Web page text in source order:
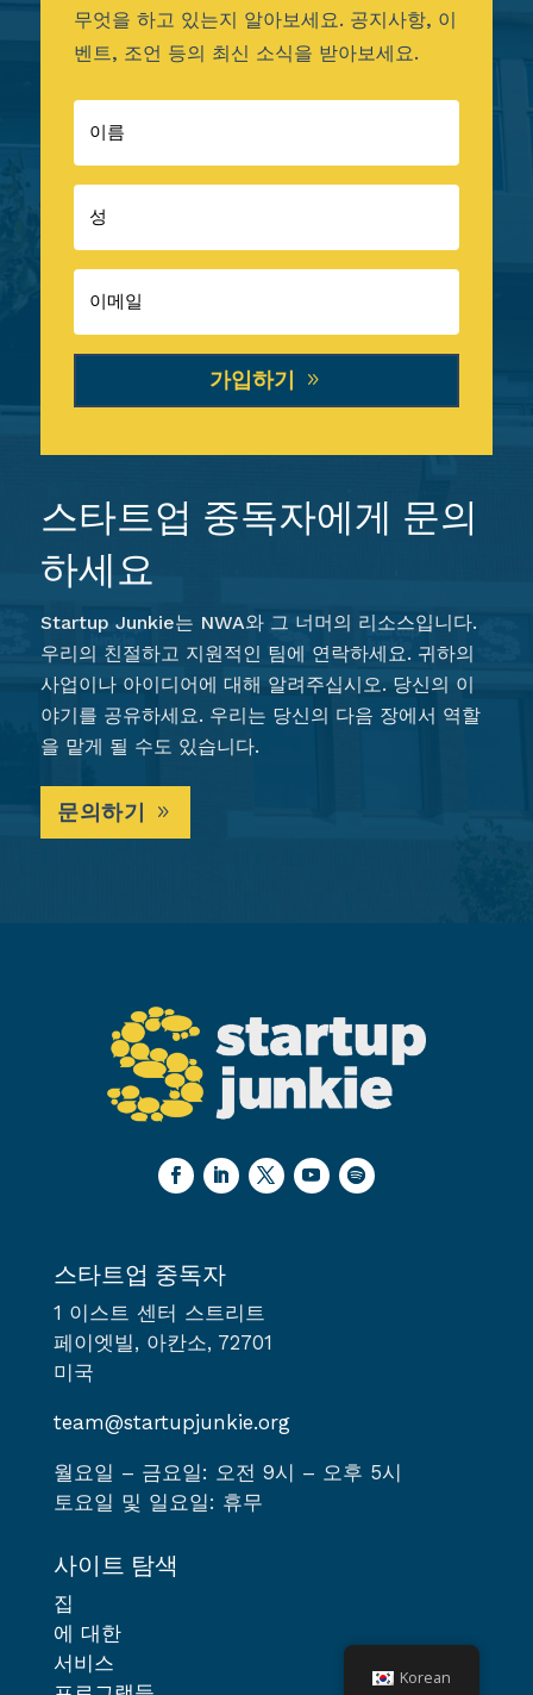
무엇을 하고 있는지 알아보세요. 공지사항, 이
벤트, 조언 등의 최신 소식을 받아보세요.
가입하기
스타트업 중독자에게 문의
하세요
Startup Junkie는 NWA와 그 너머의 리소스입니다.
우리의 친절하고 지원적인 팀에 연락하세요. 귀하의
사업이나 아이디어에 대해 알려주십시오. 당신의 이
야기를 공유하세요. 우리는 당신의 다음 장에서 역할
을 맡게 될 수도 있습니다.
문의하기
스타트업 중독자
1 이스트 센터 스트리트
페이엣빌, 아칸소, 72701
미국
team@startupjunkie.org
월요일 – 금요일: 오전 9시 – 오후 5시
토요일 및 일요일: 휴무
사이트 탐색
집
에 대한
서비스
Korean